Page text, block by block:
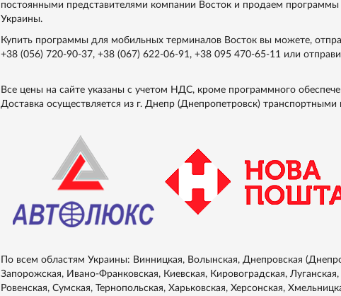
постоянными представителями компании Восток и продаем
Украины.
Купить программы для мобильных терминалов Восток вы можете,
+38 (056) 720-90-37, +38 (067) 622-06-91, +38 095 470-65-11или
Все цены на сайте указаны с учетом НДС, кроме программного
Доставка осуществляется из г. Днепр (Днепропетровск)
По всем областям Украины: Винницкая, Волынская, Днепровская
Запорожская, Ивано-Франковская, Киевская, Кировоградская,
Ровенская, Сумская, Тернопольская, Харьковская, Херсонская,